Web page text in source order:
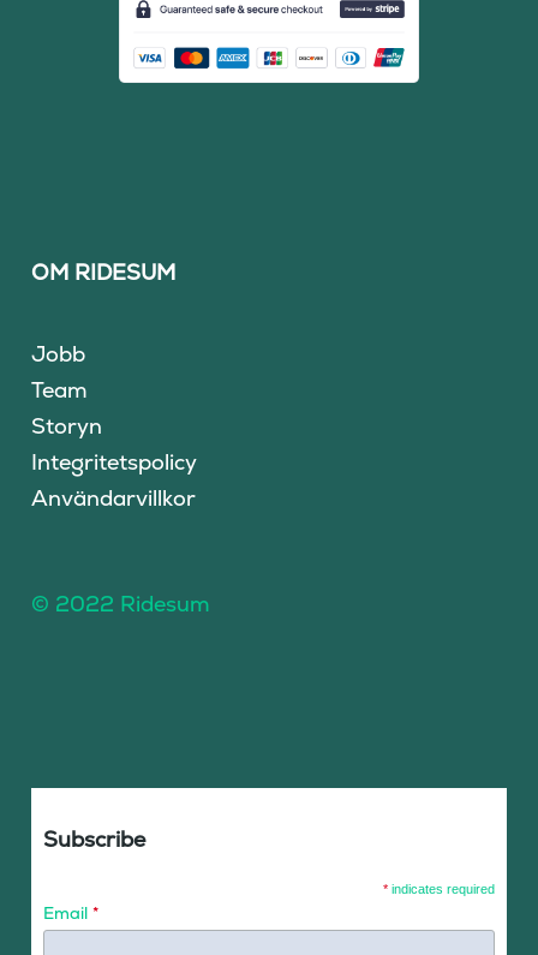
OM RIDESUM
Jobb
Team
Storyn
Integritetspolicy
Användarvillkor
© 2022 Ridesum
Subscribe
* indicates required
Email *